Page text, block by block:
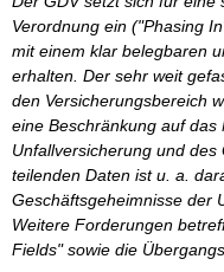
Verordnung ein ("Phasing
mit einem klar belegbaren
erhalten. Der sehr weit
den Versicherungsbereich
eine Beschränkung auf
Unfallversicherung und
teilenden Daten ist u. a.
Geschäftsgeheimnisse der
Weitere Forderungen
Fields" sowie die